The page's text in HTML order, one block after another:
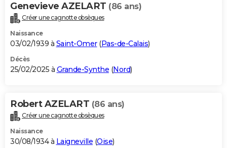
Alimentation
Guide de la santé
Maladies
Médicaments
Sommeil
VOYAGE
Destinations
City break
Voyage nature
Voyage de noces
Forum
Climat
+PHOTO
GUIDES D'ACHAT
BONS PLANS
Carte de Noël
Carte Bonne année
Carte Saint-Valentin
Carte Pâques
Carte d'anniversaire
DICTIONNAIRE
Dictionnaire
Biographies
Citations
Expressions
Proverbes
PROGRAMME TV
Genevieve AZELART (86 ans)
Créer une cagnotte obsèques
Naissance
03/02/1939 à Saint-Omer(Pas-de-Calais)
Décès
25/02/2025 à Grande-Synthe (Nord)
Robert AZELART (86 ans)
Créer une cagnotte obsèques
Naissance
30/08/1934 à Laigneville (Oise)